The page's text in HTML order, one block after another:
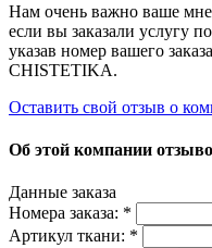
Нам очень важно ваше
если вы заказали услугу
указав номер вашего
CHISTETIKA.
Оставить свой отзыв о
Об этой компании
Данные заказа
Номера заказа: *
Артикул ткани: *